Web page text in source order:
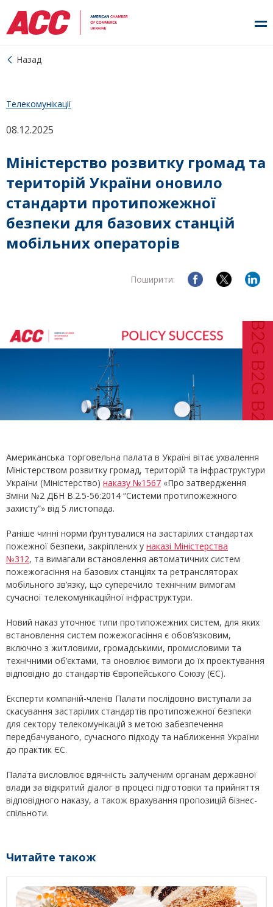
Назад
08.12.2025
Телекомунікації
Міністерство розвитку громад та
територій України оновило
стандарти протипожежної
безпеки для базових станцій
мобільних операторів
Поширити:
Американська торговельна палата в Україні вітає ухвалення
Міністерством розвитку громад, територій та інфраструктури
України (Міністерство) наказу №1567 «Про затвердження
Зміни №2 ДБН В.2.5-56:2014 “Системи протипожежного
захисту”» від 5 листопада.
Раніше чинні норми ґрунтувалися на застарілих стандартах
пожежної безпеки, закріплених у наказі Міністерства
№312, та вимагали встановлення автоматичних систем
пожежогасіння на базових станціях та ретрансляторах
мобільного зв’язку, що суперечило технічним вимогам
сучасної телекомунікаційної інфраструктури.
Новий наказ уточнює типи протипожежних систем, для яких
встановлення систем пожежогасіння є обов’язковим,
включно з житловими, громадськими, промисловими та
технічними об’єктами, та оновлює вимоги до їх проектування
відповідно до стандартів Європейського Союзу (ЄС).
Експерти компаній-членів Палати послідовно виступали за
скасування застарілих стандартів протипожежної безпеки
для сектору телекомунікацій з метою забезпечення
передбачуваного, сучасного підходу та наближення України
до практик ЄС.
Палата висловлює вдячність залученим органам державної
влади за відкритий діалог в процесі підготовки та прийняття
відповідного наказу, а також врахування пропозицій бізнес-
спільноти.
Читайте також